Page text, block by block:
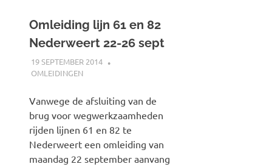
Omleiding lijn 61 en 82
Nederweert 22-26 sept
19 SEPTEMBER 2014
OMLEIDINGEN
Vanwege de afsluiting van de
brug voor wegwerkzaamheden
rijden lijnen 61 en 82 te
Nederweert een omleiding van
maandag 22 september aanvang